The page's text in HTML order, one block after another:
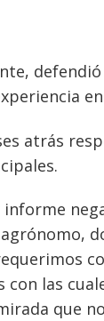
,
atrás
con las
que